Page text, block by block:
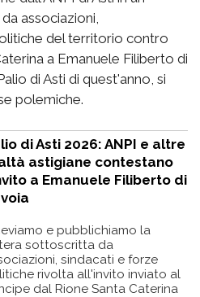
associazioni,
del territorio contro
a Emanuele Filiberto di
di Asti di quest'anno, si
polemiche.
di Asti 2026: ANPI e altre
astigiane contestano
a Emanuele Filiberto di
e pubblichiamo la
sottoscritta da
sindacati e forze
rivolta all'invito inviato al
dal Rione Santa Caterina